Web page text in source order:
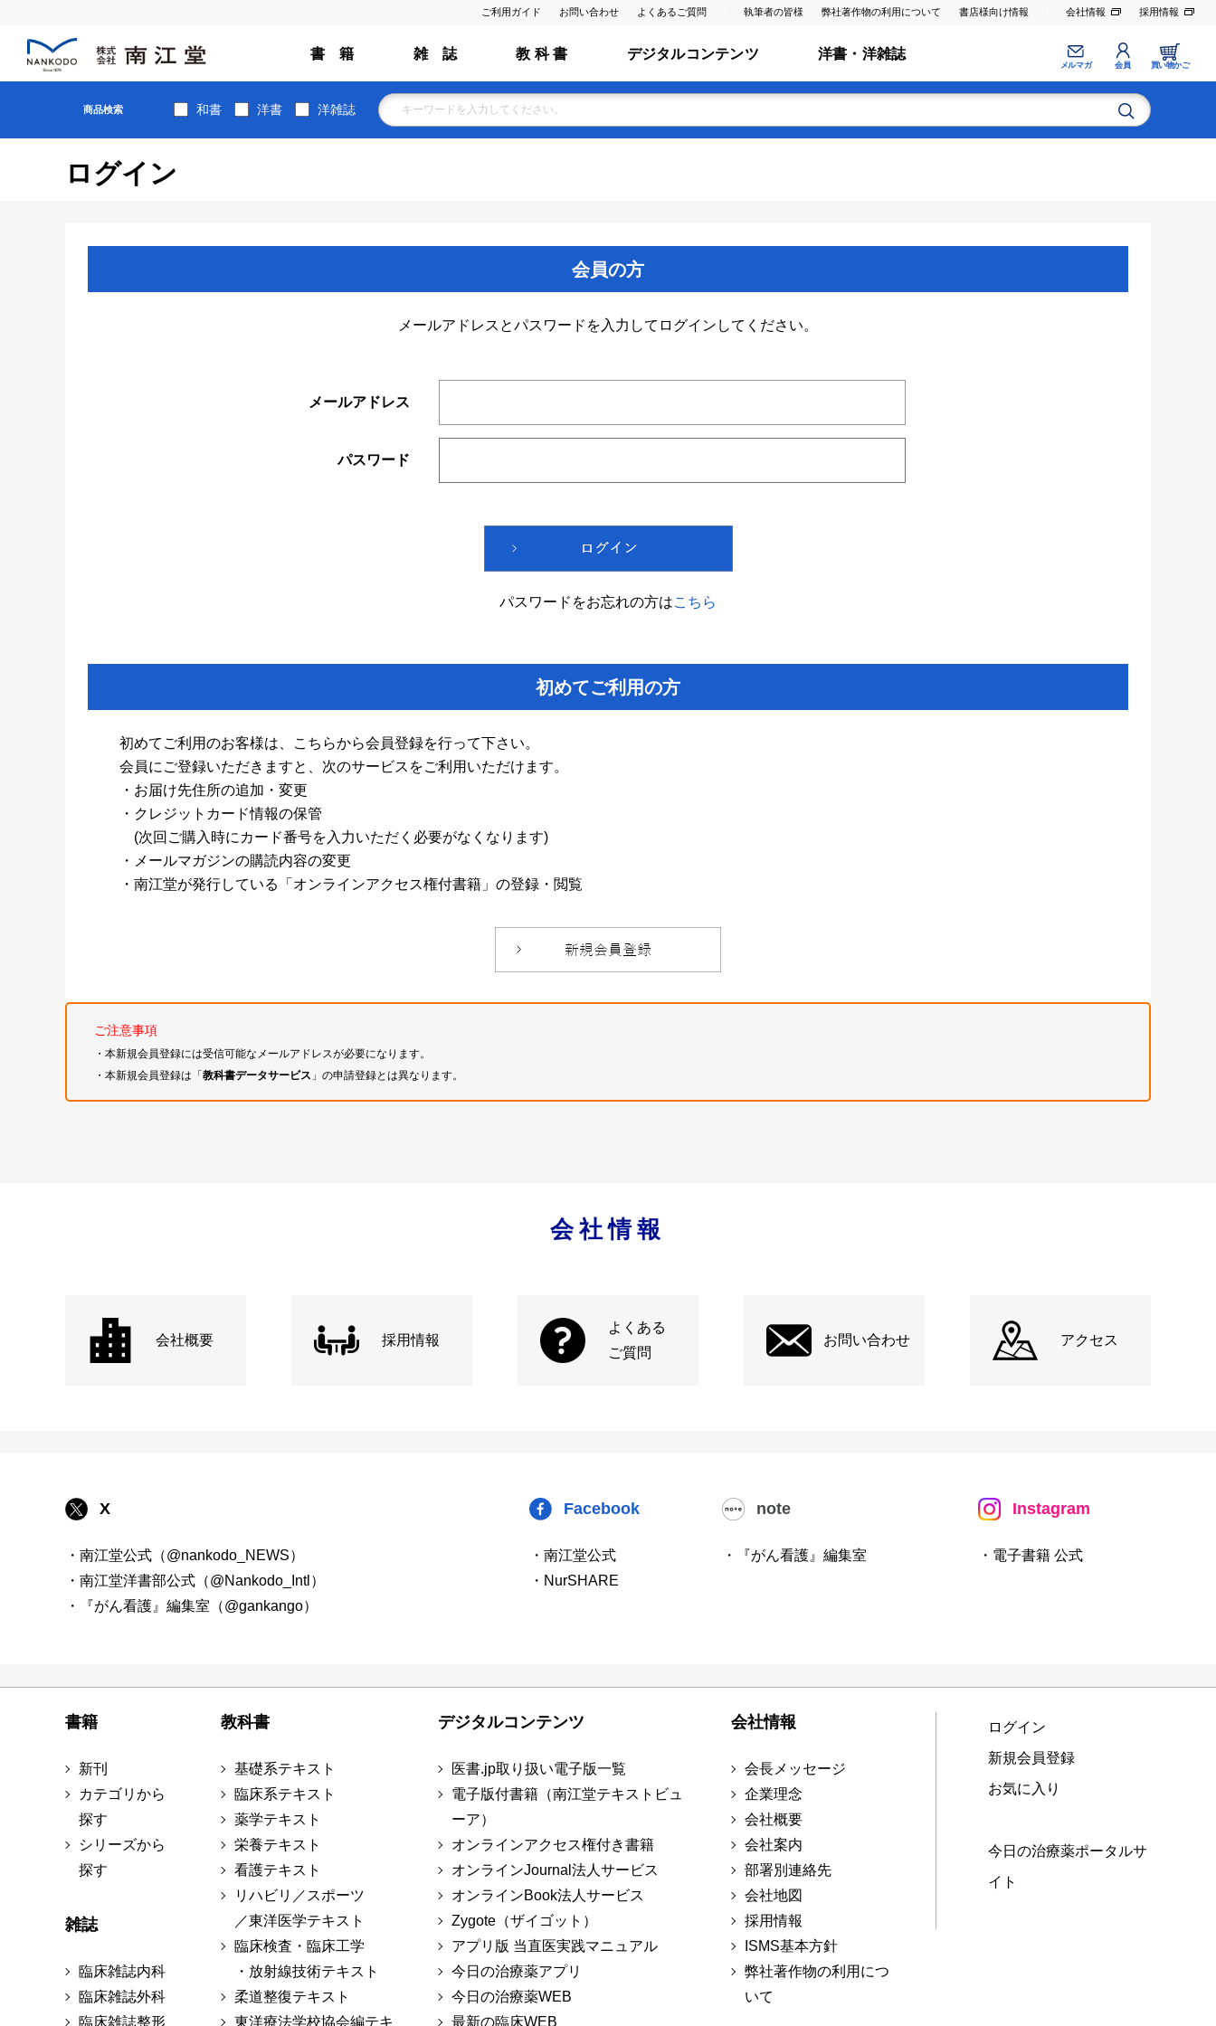
ご利用ガイド お問い合わせ よくあるご質問 執筆者の皆様 弊社著作物の利用について 書店様向け情報 会社情報 採用情報
書 籍 雑 誌 教 科 書 デジタルコンテンツ 洋書・洋雑誌
メルマガ 会員 買い物かご
商品検索 和書 洋書 洋雑誌
ログイン
会員の方
メールアドレスとパスワードを入力してログインしてください。
メールアドレス
パスワード
パスワードをお忘れの方はこちら
初めてご利用の方
初めてご利用のお客様は、こちらから会員登録を行って下さい。
会員にご登録いただきますと、次のサービスをご利用いただけます。
・お届け先住所の追加・変更
・クレジットカード情報の保管
(次回ご購入時にカード番号を入力いただく必要がなくなります)
・メールマガジンの購読内容の変更
・南江堂が発行している「オンラインアクセス権付書籍」の登録・閲覧
ご注意事項
・本新規会員登録には受信可能なメールアドレスが必要になります。
・本新規会員登録は「教科書データサービス 」の申請登録とは異なります。
会社情報
会社概要 採用情報
よくある
ご質問
お問い合わせ アクセス
X
・南江堂公式（@nankodo_NEWS）
・南江堂洋書部公式（@Nankodo_Intl）
・『がん看護』編集室（@gankango）
Facebook
・南江堂公式
・NurSHARE
note
・『がん看護』編集室
Instagram
・電子書籍 公式
書籍
新刊
カテゴリから
探す
シリーズから
探す
雑誌
臨床雑誌内科
臨床雑誌外科
臨床雑誌整形
教科書
基礎系テキスト
臨床系テキスト
薬学テキスト
栄養テキスト
看護テキスト
リハビリ／スポーツ
／東洋医学テキスト
臨床検査・臨床工学
・放射線技術テキスト
柔道整復テキスト
東洋療法学校協会編テキ
デジタルコンテンツ
医書.jp取り扱い電子版一覧
電子版付書籍（南江堂テキストビュ
ーア）
オンラインアクセス権付き書籍
オンラインJournal法人サービス
オンラインBook法人サービス
Zygote（ザイゴット）
アプリ版 当直医実践マニュアル
今日の治療薬アプリ
今日の治療薬WEB
最新の臨床WEB
会社情報
会長メッセージ
企業理念
会社概要
会社案内
部署別連絡先
会社地図
採用情報
ISMS基本方針
弊社著作物の利用につ
いて
ログイン
新規会員登録
お気に入り
今日の治療薬ポータルサ
イト